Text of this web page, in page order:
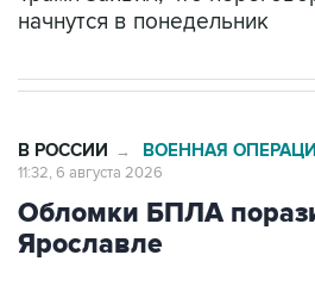
Обломки БПЛА
Ярославле
Москва. 6 августа.